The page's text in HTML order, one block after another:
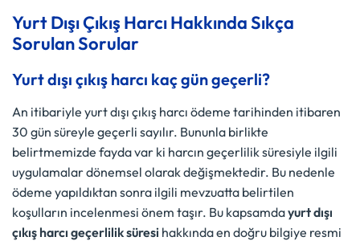
Yurt Dışı Çıkış Harcı Hakkında Sıkça
Sorulan Sorular
Yurt dışı çıkış harcı kaç gün geçerli?
An itibariyle yurt dışı çıkış harcı ödeme tarihinden itibaren
30 gün süreyle geçerli sayılır. Bununla birlikte
belirtmemizde fayda var ki harcın geçerlilik süresiyle ilgili
uygulamalar dönemsel olarak değişmektedir. Bu nedenle
ödeme yapıldıktan sonra ilgili mevzuatta belirtilen
koşulların incelenmesi önem taşır. Bu kapsamdayurt dışı
çıkış harcı geçerlilik süresi hakkında en doğru bilgiye resmi